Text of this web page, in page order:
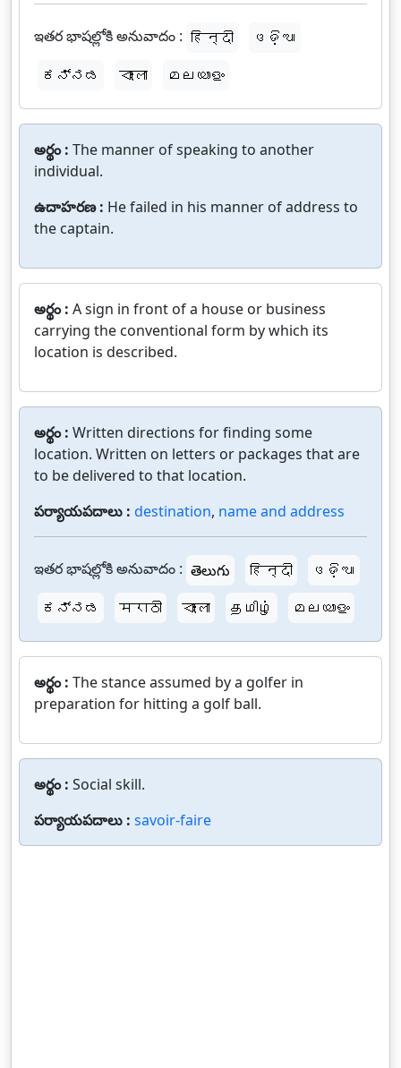
ఇతర భాషల్లోకి అనువాదం : हिन्दी
ଓଡ଼ିଆ
ಕನ್ನಡ
বাংলা മലയാളം
అర్థం : The manner of speaking to another
individual.
ఉదాహరణ : He failed in his manner of address to
the captain.
అర్థం : A sign in front of a house or business
carrying the conventional form by which its
location is described.
అర్థం : Written directions for finding some
location. Written on letters or packages that are
to be delivered to that location.
పర్యాయపదాలు : destination, name and address
ఇతర భాషల్లోకి అనువాదం : తెలుగు हिन्दी
ଓଡ଼ିଆ
ಕನ್ನಡ
मराठी বাংলা தமிழ் മലയാളം
అర్థం : The stance assumed by a golfer in
preparation for hitting a golf ball.
అర్థం : Social skill.
పర్యాయపదాలు : savoir-faire